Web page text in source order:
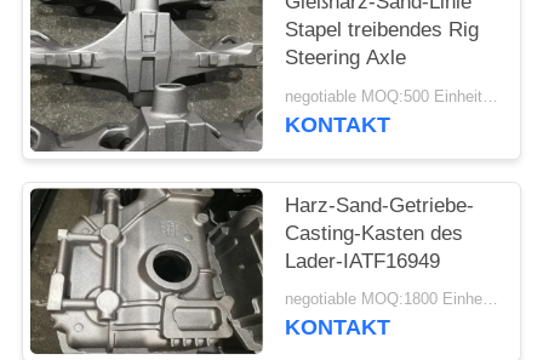
POLICY
Stapel treibendes Rig
Steering Axle
negotiable MOQ:500 Einheiten
KONTAKT
Harz-Sand-Getriebe-
Casting-Kasten des
Lader-IATF16949
negotiable MOQ:1800 Einheiten
KONTAKT